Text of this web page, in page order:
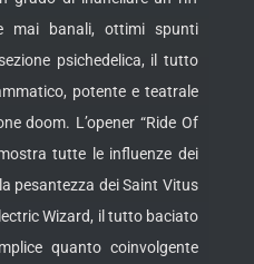
mai banali, ottimi spunti
psichedelica, il tutto
potente e teatrale
doom. L’opener “Ride Of
tutte le influenze dei
pesantezza dei Saint Vitus
Wizard, il tutto baciato
quanto coinvolgente